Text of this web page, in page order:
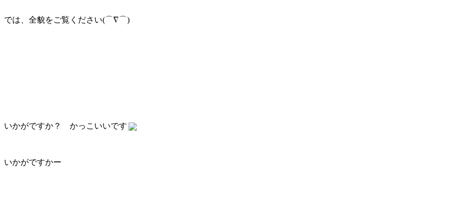
では、全貌をご覧ください(⌒∇⌒)
いかがですか？ かっこいいです
いかがですかー